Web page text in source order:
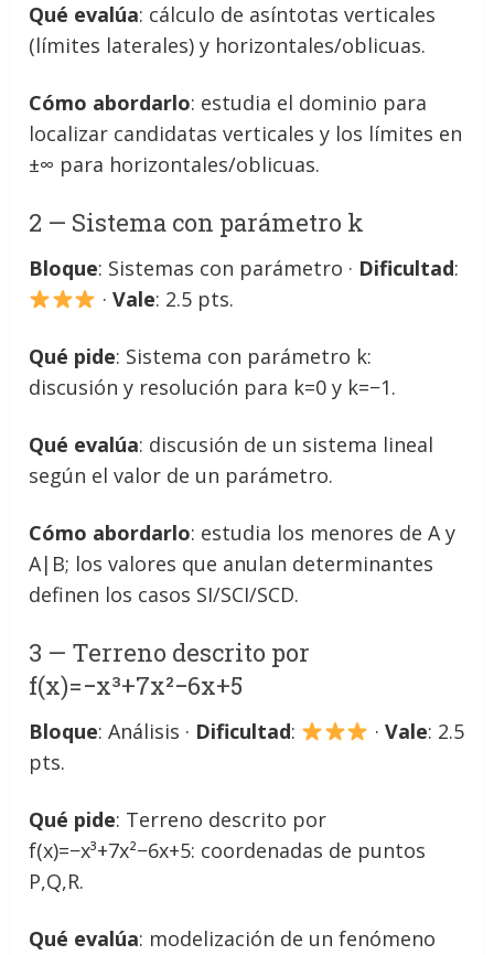
Qué evalúa: cálculo de asíntotas verticales
(límites laterales) y horizontales/oblicuas.
Cómo abordarlo: estudia el dominio para
localizar candidatas verticales y los límites en
±∞ para horizontales/oblicuas.
2 — Sistema con parámetro k
Bloque: Sistemas con parámetro · Dificultad:
· Vale: 2.5 pts.
Qué pide: Sistema con parámetro k:
discusión y resolución para k=0 y k=−1.
Qué evalúa: discusión de un sistema lineal
según el valor de un parámetro.
Cómo abordarlo: estudia los menores de A y
A|B; los valores que anulan determinantes
definen los casos SI/SCI/SCD.
3 — Terreno descrito por
f(x)=−x³+7x²−6x+5
Bloque: Análisis · Dificultad: · Vale: 2.5
pts.
Qué pide: Terreno descrito por
f(x)=−x³+7x²−6x+5: coordenadas de puntos
P,Q,R.
Qué evalúa: modelización de un fenómeno